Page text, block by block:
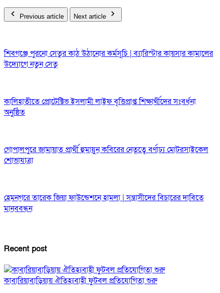
Previous article Next article
শিবগঞ্জে পুরনো সেতুর কাঠ উঠানোর কর্মসূচি | ব্যারিস্টার কায়সার কামালের
উদ্যোগে নতুন সেতু
কালিহাতীতে প্রোটেক্টিভ ইসলামী লাইফ বৃত্তিপ্রাপ্ত শিক্ষার্থীদের সংবর্ধনা
অনুষ্ঠিত
গোপালপুরে জামায়াত প্রার্থী হুমায়ুন কবিরের নেতৃত্বে বর্ণাঢ্য মোটরসাইকেল
শোভাযাত্রা
হেমনগরে তারেক জিয়া ফাউন্ডেশনে হামলা | সন্ত্রাসীদের বিচারের দাবিতে
মানববন্ধন
Recent post
কাবারিয়াবাড়িয়ায় ঐতিহ্যবাহী ফুটবল প্রতিযোগিতা শুরু